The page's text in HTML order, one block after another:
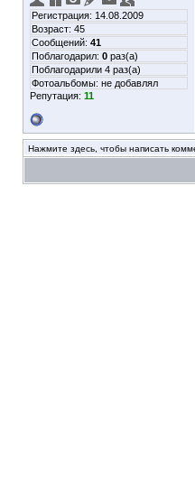
Регистрация: 14.08.2009
Возраст: 45
Сообщений: 41
Поблагодарил: 0 раз(а)
Поблагодарили 4 раз(а)
Фотоальбомы: не добавлял
Репутация: 11
Нажмите здесь, чтобы написать